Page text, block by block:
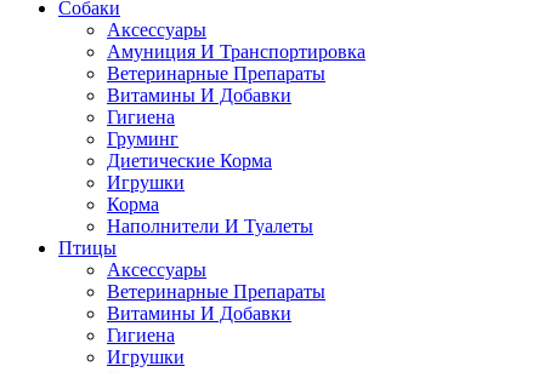
Собаки
Аксессуары
Амуниция И Транспортировка
Ветеринарные Препараты
Витамины И Добавки
Гигиена
Груминг
Диетические Корма
Игрушки
Корма
Наполнители И Туалеты
Птицы
Аксессуары
Ветеринарные Препараты
Витамины И Добавки
Гигиена
Игрушки